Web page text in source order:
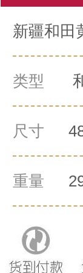
新疆和田
类型
尺寸
重量